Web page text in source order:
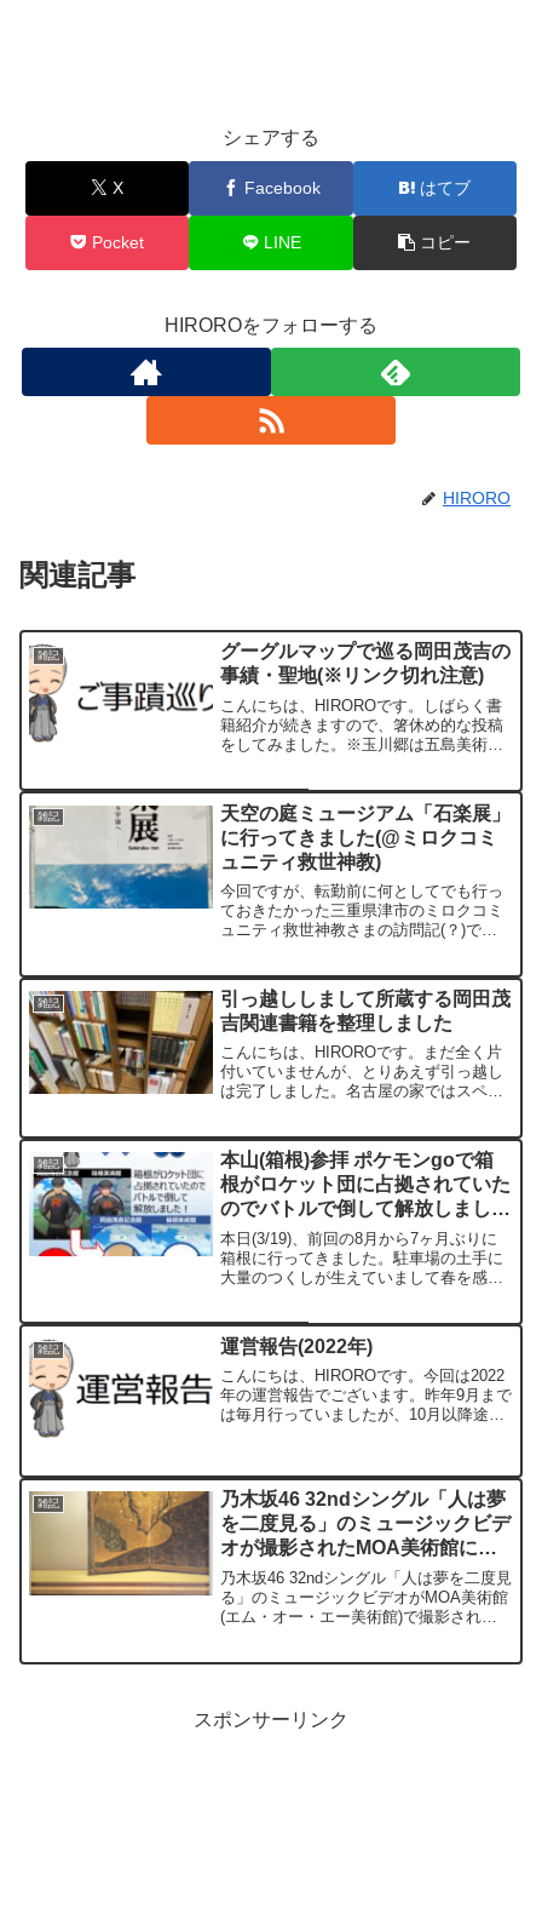
シェアする
X Facebook はてブ
Pocket LINE コピー
HIROROをフォローする
HIRORO
関連記事
雑記
グーグルマップで巡る岡田茂吉の
事績・聖地(※リンク切れ注意)
こんにちは、HIROROです。しばらく書
籍紹介が続きますので、箸休め的な投稿
をしてみました。※玉川郷は五島美術
ップは優秀ですね。※リンク切れで見ら
れなくなったらご一報ください
雑記
天空の庭ミュージアム「石楽展」
に行ってきました(@ミロクコミ
ュニティ救世神教)
今回ですが、転勤前に何としてでも行っ
ておきたかった三重県津市のミロクコミ
ュニティ救世神教さまの訪問記(？)で
で、そちらの申し込みを行い7/16に訪
問、加えて教団施設の見学も特別に許可
頂きました。
雑記
引っ越ししまして所蔵する岡田茂
吉関連書籍を整理しました
こんにちは、HIROROです。まだ全く片
付いていませんが、とりあえず引っ越し
は完了しました。名古屋の家ではスペー
た！(一部関係ないものも写ってますが
^^;)ちなみにこの...
雑記
本山(箱根)参拝 ポケモンgoで箱
根がロケット団に占拠されていた
のでバトルで倒して解放しまし
た！
本日(3/19)、前回の8月から7ヶ月ぶりに
箱根に行ってきました。駐車場の土手に
大量のつくしが生えていまして春を感じ
ケストップ(アイテムをゲットできる場
所)を探しましたところ、近辺には4か所
ありましたが、歌碑は茂吉違いでした
(>_<)
雑記 運営報告(2022年)
こんにちは、HIROROです。今回は2022
年の運営報告でございます。昨年9月まで
は毎月行っていましたが、10月以降途絶
④収益(グーグルアドセンス) 単位：円
⑤決算報...
雑記
乃木坂46 32ndシングル「人は夢
を二度見る」のミュージックビデ
オが撮影されたMOA美術館につ
いて
乃木坂46 32ndシングル「人は夢を二度見
る」のミュージックビデオがMOA美術館
(エム・オー・エー美術館)で撮影された
スポンサーリンク